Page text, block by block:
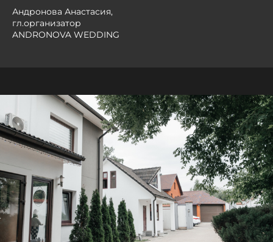
Андронова Анастасия,
гл.организатор
ANDRONOVA WEDDING